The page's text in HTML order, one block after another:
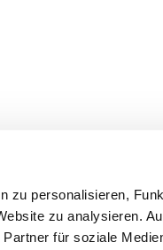
zu personalisieren,
zu analysieren.
für soziale